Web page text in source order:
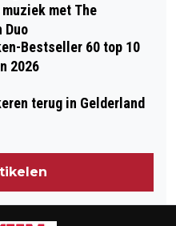
met The
Duo
Bestseller 60 top 10
2026
terug in Gelderland